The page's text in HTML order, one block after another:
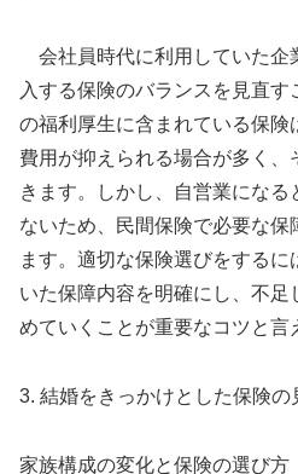
会社員時代に利用していた企
入する保険のバランスを見直
の福利厚生に含まれている保険
費用が抑えられる場合が多く
きます。しかし、自営業にな
ないため、民間保険で必要な保
ます。適切な保険選びをする
いた保障内容を明確にし、不
めていくことが重要なコツと言
3. 結婚をきっかけとした保険の
家族構成の変化と保険の選び方